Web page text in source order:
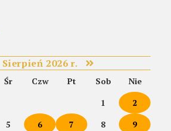
Sierpień 2026 r.
Śr Czw Pt Sob
Nie
1
2
5 6 7 8
9